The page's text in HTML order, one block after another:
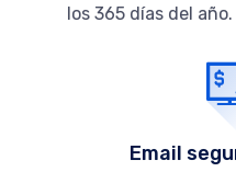
los 365 días del
Email